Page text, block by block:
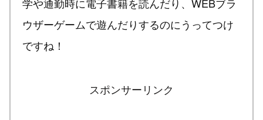
ウザーゲームで遊んだりするのにうってつけ
ですね！
スポンサーリンク